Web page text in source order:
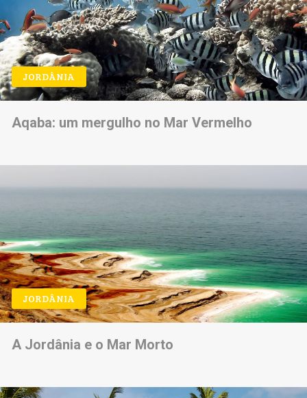
JORDÂNIA
Aqaba: um mergulho no Mar Vermelho
JORDÂNIA
A Jordânia e o Mar Morto